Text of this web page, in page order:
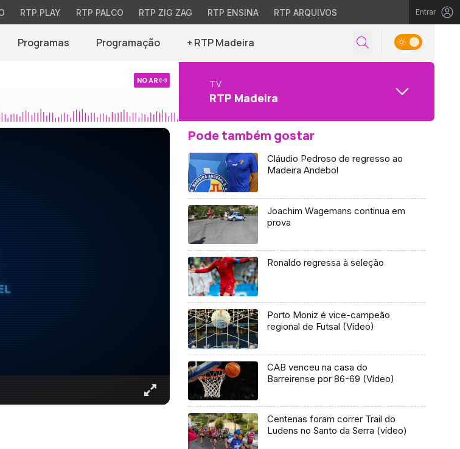
RTP PLAY RTP PALCO RTP ZIG ZAG RTP ENSINA RTP ARQUIVOS Entrar
Programas Programação + RTP Madeira
NO AR TV
RTP Madeira
Pode também gostar
Cláudio Pedroso de regresso ao
Madeira Andebol
Joachim Wagemans continua em
prova
Ronaldo regressa à seleção
Porto Moniz é vice-campeão
regional de Futsal (Vídeo)
CAB venceu na casa do
Barreirense por 86-69 (Vídeo)
Centenas foram correr Trail do
Ludens no Santo da Serra (vídeo)